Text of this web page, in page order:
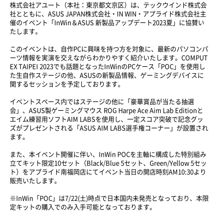
株式会社アユート（本社：東京都文京区）は、テックウインド株式会
社とともに、ASUS JAPAN株式会社・IN WIN・アプライド株式会社主
催のイベント「InWin＆ASUS 新製品アップデート2023夏」に協賛い
たします。
このイベントは、自作PCに興味を持つ方を対象に、最新のパソコンパ
ーツ情報を実演を交えながらわかりやすく紹介いたします。COMPUT
EX TAIPEI 2023でも話題となったInWinのPCケース「POC」を使用し
た生自作ステージの他、ASUSの新製品情報、ゲーミングデバイスに
関するセッションを予定しております。
イベントスペース内ではステージの他に「豪華賞品が当たる抽選
会」、ASUS製ゲーミングマウス ROG Harpe Ace Aim Lab Editionと
エイム練習用ソフトAIM LABSを使用し、一定スコア突破で記念グッ
ズがプレゼントされる「ASUS AIM LABS選手権コーナー」が設置され
ます。
また、本イベント開催に伴い、InWin POCを主軸に構成した特別組み
立てキット限定10セット（Black/Blue 5セット、Green/Yellow 5セッ
ト）をアプライド南福岡店にてイベント当日の開店時刻AM10:30より
販売いたします。
※InWin「POC」は7/22(土)時点で日本国内未発売となっており、本限
定キットの購入でのみ入手可能となっております。